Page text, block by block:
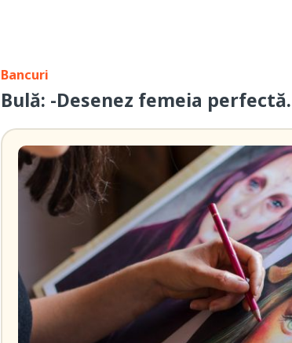
Bancuri
Bulă: -Desenez femeia perfectă.